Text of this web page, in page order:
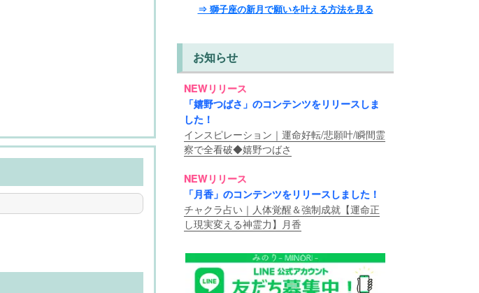
⇒ 獅子座の新月で願いを叶える方法を見る
お知らせ
NEWリリース
「嬉野つばさ」のコンテンツをリリースしま
した！
インスピレーション｜運命好転/悲願叶/瞬間霊
察で全看破◆嬉野つばさ
NEWリリース
「月香」のコンテンツをリリースしました！
チャクラ占い｜人体覚醒＆強制成就【運命正
し現実変える神霊力】月香